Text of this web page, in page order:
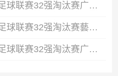
08月04日佛山西甲足球联赛32强淘汰赛广东西南建设VS香港圣徒全场录像
08月04日佛山西甲足球联赛32强淘汰赛藝品高國際VS湛江狂狼·粵辉能源全场录像
08月03日佛山西甲足球联赛32强淘汰赛广东客家青年VS广州英华思力U17全场录像